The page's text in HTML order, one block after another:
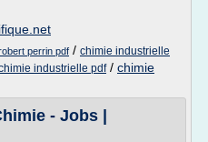
perrin pdf / chimie industrielle
industrielle pdf/ chimie
- Jobs |